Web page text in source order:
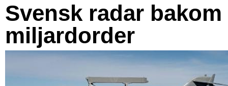
Svensk radar bakom
miljardorder